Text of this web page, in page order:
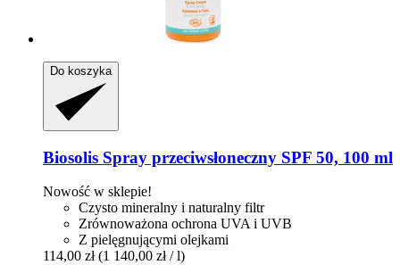
Do koszyka
Biosolis Spray przeciwsłoneczny SPF 50, 100 ml
Nowość w sklepie!
Czysto mineralny i naturalny filtr
Zrównoważona ochrona UVA i UVB
Z pielęgnującymi olejkami
114,00 zł (1 140,00 zł / l)